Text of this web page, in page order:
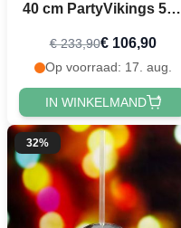
40 cm PartyVikings 50x
€ 233,90€ 106,90
Op voorraad: 17. aug.
IN WINKELMAND
32%